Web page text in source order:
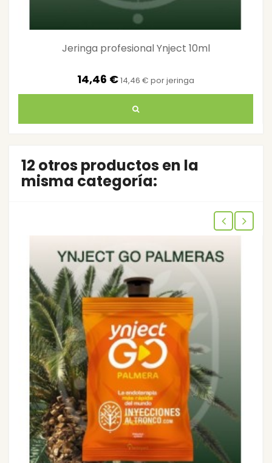
Jeringa profesional Ynject 10ml
14,46 €14,46 € por jeringa
12 otros productos en la
misma categoría: